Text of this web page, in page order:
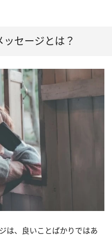
セージとは？
は、良いことばかりではあ